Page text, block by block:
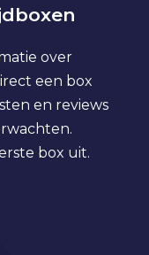
over
een box
en reviews
box uit.